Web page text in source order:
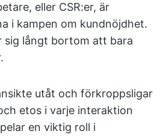
eller CSR:er, är
i kampen om kundnöjdhet.
sig långt bortom att bara
utåt och förkroppsligar
etos i varje interaktion
en viktig roll i